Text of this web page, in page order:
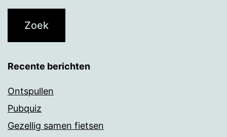
Recente berichten
Ontspullen
Pubquiz
Gezellig samen fietsen